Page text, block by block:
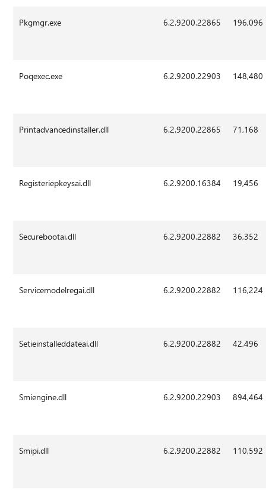
Pkgmgr.exe 6.2.9200.22865 196,096
Poqexec.exe 6.2.9200.22903 148,480
Printadvancedinstaller.dll 6.2.9200.22865 71,168
Registeriepkeysai.dll 6.2.9200.16384 19,456
Securebootai.dll 6.2.9200.22882 36,352
Servicemodelregai.dll 6.2.9200.22882 116,224
Setieinstalleddateai.dll 6.2.9200.22882 42,496
Smiengine.dll 6.2.9200.22903 894,464
Smipi.dll 6.2.9200.22882 110,592